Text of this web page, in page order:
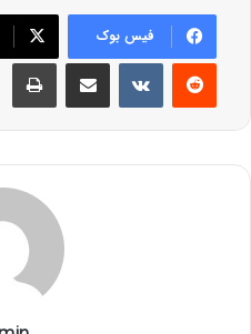
فیس بوک
‫رددیت ‫VKontakte اشتراک گذاری از طریق ایمیل چاپ